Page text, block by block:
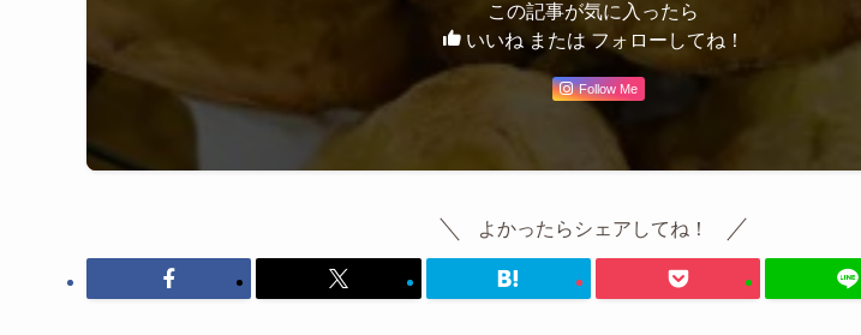
この記事が気に入ったら
いいね または フォローしてね！
Follow Me
よかったらシェアしてね！